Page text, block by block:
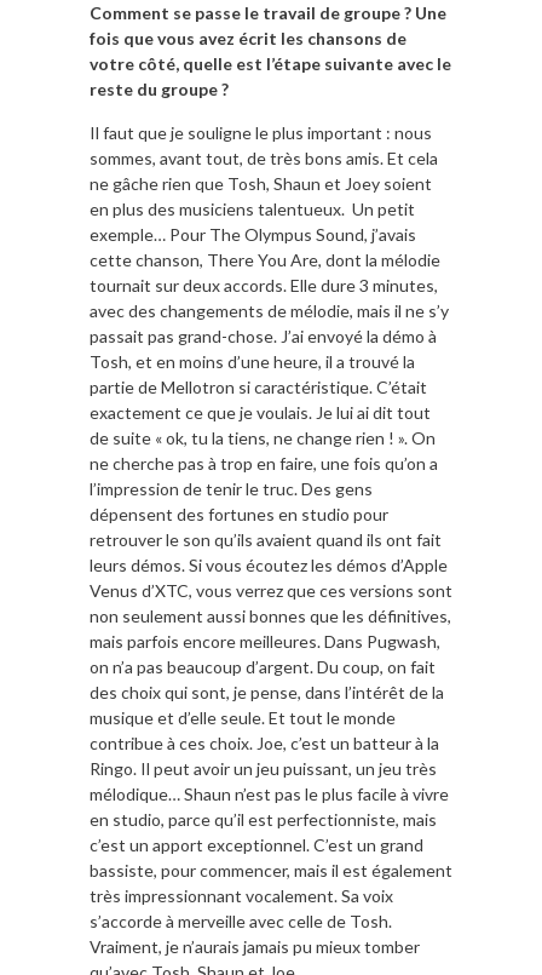
Comment se passe le travail de groupe ? Une
fois que vous avez écrit les chansons de
votre côté, quelle est l’étape suivante avec le
reste du groupe ?
Il faut que je souligne le plus important : nous
sommes, avant tout, de très bons amis. Et cela
ne gâche rien que Tosh, Shaun et Joey soient
en plus des musiciens talentueux. Un petit
exemple… Pour The Olympus Sound, j’avais
cette chanson, There You Are, dont la mélodie
tournait sur deux accords. Elle dure 3 minutes,
avec des changements de mélodie, mais il ne s’y
passait pas grand-chose. J’ai envoyé la démo à
Tosh, et en moins d’une heure, il a trouvé la
partie de Mellotron si caractéristique. C’était
exactement ce que je voulais. Je lui ai dit tout
de suite « ok, tu la tiens, ne change rien ! ». On
ne cherche pas à trop en faire, une fois qu’on a
l’impression de tenir le truc. Des gens
dépensent des fortunes en studio pour
retrouver le son qu’ils avaient quand ils ont fait
leurs démos. Si vous écoutez les démos d’Apple
Venus d’XTC, vous verrez que ces versions sont
non seulement aussi bonnes que les définitives,
mais parfois encore meilleures. Dans Pugwash,
on n’a pas beaucoup d’argent. Du coup, on fait
des choix qui sont, je pense, dans l’intérêt de la
musique et d’elle seule. Et tout le monde
contribue à ces choix. Joe, c’est un batteur à la
Ringo. Il peut avoir un jeu puissant, un jeu très
mélodique… Shaun n’est pas le plus facile à vivre
en studio, parce qu’il est perfectionniste, mais
c’est un apport exceptionnel. C’est un grand
bassiste, pour commencer, mais il est également
très impressionnant vocalement. Sa voix
s’accorde à merveille avec celle de Tosh.
Vraiment, je n’aurais jamais pu mieux tomber